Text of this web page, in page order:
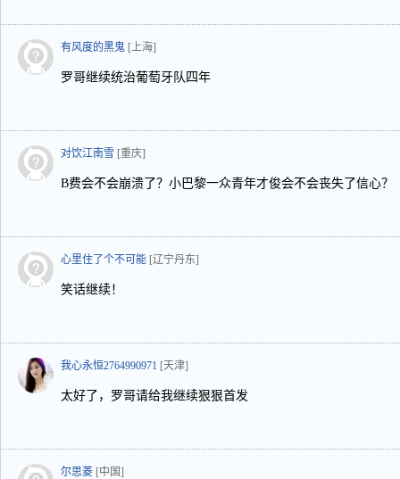
有风度的黑鬼 [上海]
罗哥继续统治葡萄牙队四年
对饮江南雪 [重庆]
B费会不会崩溃了？小巴黎一众青年才俊会不会丧失了信心？
心里住了个不可能 [辽宁丹东]
笑话继续！
我心永恒2764990971 [天津]
太好了，罗哥请给我继续狠狠首发
尔思菱 [中国]